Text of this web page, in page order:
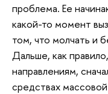
проблема. Ее
какой-то момент
том, что молчать и
Дальше, как
направлениям,
средствах